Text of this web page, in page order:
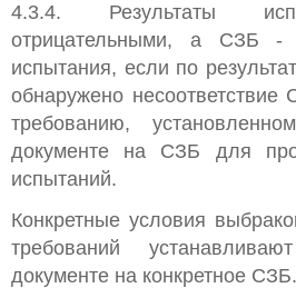
4.3.4. Результаты
отрицательными, а СЗБ -
испытания, если по
обнаружено
требованию,
документе на СЗБ для
испытаний.
Конкретные условия
требований
документе на конкретное СЗБ.